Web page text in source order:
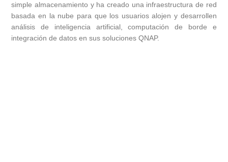
simple almacenamiento y ha creado una infraestructura de red
basada en la nube para que los usuarios alojen y desarrollen
análisis de inteligencia artificial, computación de borde e
integración de datos en sus soluciones QNAP.